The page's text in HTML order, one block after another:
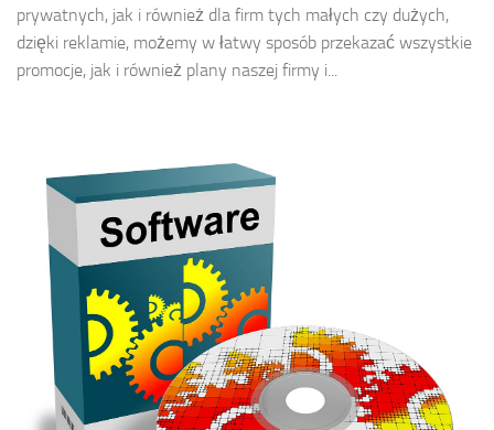
prywatnych, jak i również dla firm tych małych czy dużych,
dzięki reklamie, możemy w łatwy sposób przekazać wszystkie
promocje, jak i również plany naszej firmy i...